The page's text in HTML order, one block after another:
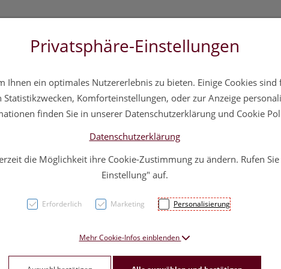
Hautpflege Familie Nahrungsergänzung
Privatsphäre-Einstellungen
Ihnen ein optimales Nutzererlebnis zu bieten. Einige Cookies
Komforteinstellungen, oder zur Anzeige
finden Sie in unserer Datenschutzerklärung und Cookie
Datenschutzerklärung
die Möglichkeit ihre Cookie-Zustimmung zu ändern. Rufen
Einstellung" auf.
Erforderlich Marketing Personalisierung
Mehr Cookie-Infos einblenden